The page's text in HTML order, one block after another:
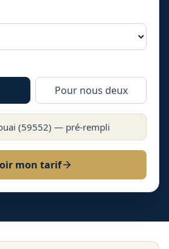
Pour nous deux
(59552) — pré-rempli
mon tarif